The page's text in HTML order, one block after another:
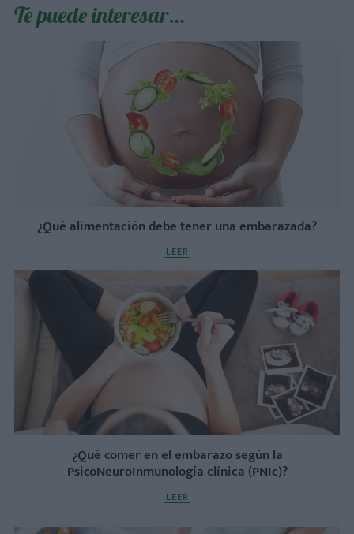
Te puede interesar…
¿Qué alimentación debe tener una embarazada?
LEER
¿Qué comer en el embarazo según la
PsicoNeuroInmunología clínica (PNIc)?
LEER